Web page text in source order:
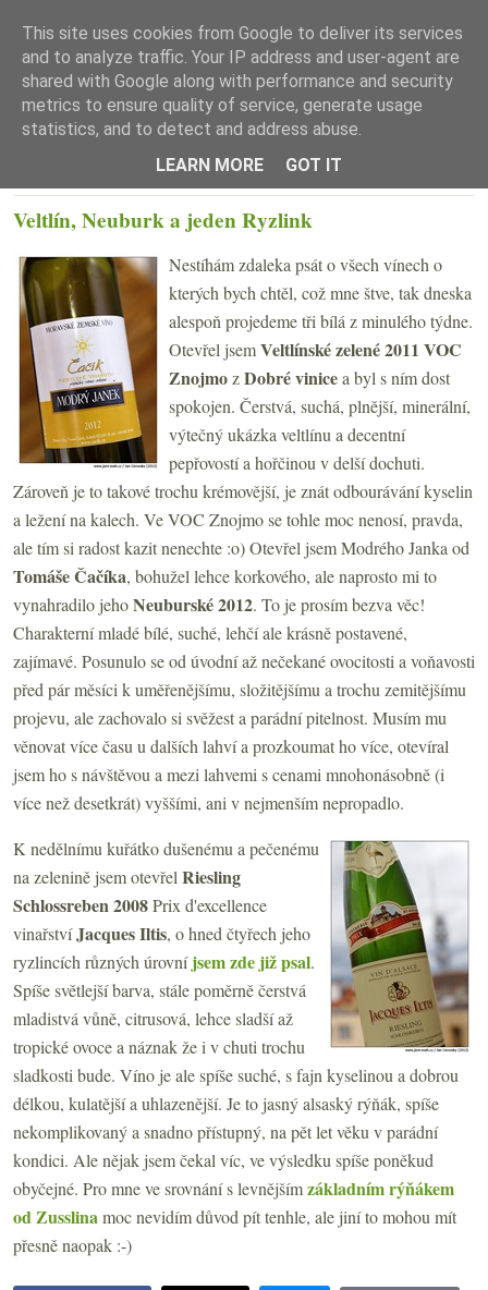
☰ Menu
Veltlín, Neuburk a jeden Ryzlink
Nestíhám zdaleka psát o všech vínech o
kterých bych chtěl, což mne štve, tak dneska
alespoň projedeme tři bílá z minulého týdne.
Otevřel jsemVeltlínské zelené 2011 VOC
ZnojmozDobré vinicea byl s ním dost
spokojen. Čerstvá, suchá, plnější, minerální,
výtečný ukázka veltlínu a decentní
pepřovostí a hořčinou v delší dochuti.
Zároveň je to takové trochu krémovější, je znát odbourávání kyselin
a ležení na kalech. Ve VOC Znojmo se tohle moc nenosí, pravda,
ale tím si radost kazit nenechte :o) Otevřel jsem Modrého Janka od
Tomáše Čačíka, bohužel lehce korkového, ale naprosto mi to
vynahradilo jehoNeuburské 2012. To je prosím bezva věc!
Charakterní mladé bílé, suché, lehčí ale krásně postavené,
zajímavé. Posunulo se od úvodní až nečekané ovocitosti a voňavosti
před pár měsíci k uměřenějšímu, složitějšímu a trochu zemitějšímu
projevu, ale zachovalo si svěžest a parádní pitelnost. Musím mu
věnovat více času u dalších lahví a prozkoumat ho více, otevíral
jsem ho s návštěvou a mezi lahvemi s cenami mnohonásobně (i
více než desetkrát) vyššími, ani v nejmenším nepropadlo.
K nedělnímu kuřátko dušenému a pečenému
na zelenině jsem otevřel Riesling
Schlossreben 2008Prix d'excellence
vinařstvíJacques Iltis, o hned čtyřech jeho
ryzlincích různých úrovníjsem zde již psal.
Spíše světlejší barva, stále poměrně čerstvá
mladistvá vůně, citrusová, lehce sladší až
tropické ovoce a náznak že i v chuti trochu
sladkosti bude. Víno je ale spíše suché, s fajn kyselinou a dobrou
délkou, kulatější a uhlazenější. Je to jasný alsaský rýňák, spíše
nekomplikovaný a snadno přístupný, na pět let věku v parádní
kondici. Ale nějak jsem čekal víc, ve výsledku spíše poněkud
obyčejné. Pro mne ve srovnání s levnějšímzákladním rýňákem
od Zusslinamoc nevidím důvod pít tenhle, ale jiní to mohou mít
přesně naopak :-)
This site uses cookies from Google to deliver its services
and to analyze traffic. Your IP address and user-agent are
shared with Google along with performance and security
metrics to ensure quality of service, generate usage
statistics, and to detect and address abuse.
LEARN MORE
GOT IT